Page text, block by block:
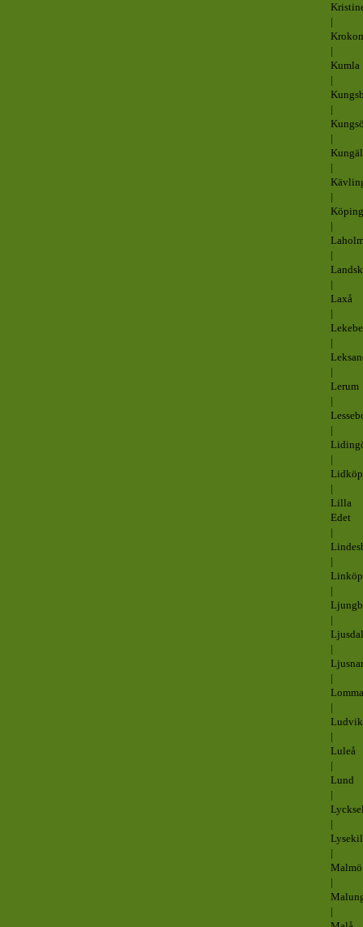
|
|
Kumla
|
|
|
|
|
Köping
|
|
|
Laxå
|
|
|
Lerum
|
|
|
|
Lilla
Edet
|
|
|
|
Ljusdal
|
|
Lomma
|
|
Luleå
|
Lund
|
|
Lysekil
|
Malmö
|
|